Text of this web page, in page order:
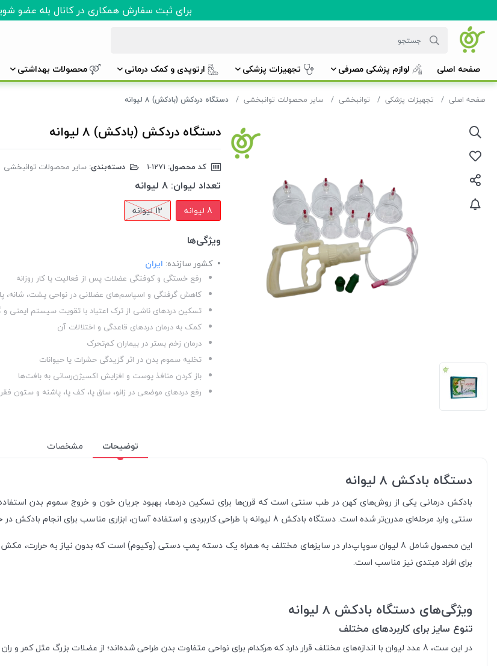
برای ثبت سفارش همکاری در کانال بله عضو
صفحه اصلی لوازم پزشکی مصرفی تجهیزات پزشکی ارتوپدی و کمک درمانی محصولات بهداشتی
صفحه اصلی تجهیزات پزشکی توانبخشی سایر محصولات توانبخشی دستگاه دردکش (بادکش) 8 لیوانه
دستگاه دردکش (بادکش) 8 لیوانه
کد محصول: دسته‌بندی: سایر محصولات توانبخشی
تعداد لیوان: 8 لیوانه
8 لیوانه 12 لیوانه
ویژگی‌ها
کشور سازنده: ایران
رفع خستگی و کوفتگی عضلات پس از فعالیت یا کار روزانه
کاهش گرفتگی و اسپاسم‌های عضلانی در نواحی پشت، شانه،
تسکین دردهای ناشی از ترک اعتیاد با تقویت سیستم ایمنی
کمک به درمان دردهای قاعدگی و اختلالات آن
درمان زخم بستر در بیماران کم‌تحرک
تخلیه سموم بدن در اثر گزیدگی حشرات یا حیوانات
باز کردن منافذ پوست و افزایش اکسیژن‌رسانی به بافت‌ها
رفع دردهای موضعی در زانو، ساق پا، کف پا، پاشنه و ستون
توضیحات مشخصات
دستگاه بادکش 8 لیوانه
بادکش‌ درمانی یکی از روش‌های کهن در طب سنتی است که قرن‌ها برای تسکین دردها، بهبود جریان خون و خروج سموم بدن
سنتی وارد مرحله‌ای مدرن‌تر شده است. دستگاه بادکش 8 لیوانه با طراحی کاربردی و استفاده آسان، ابزاری مناسب برای انجام بادکش در خانه یا مراکز درمانی است.
این محصول شامل 8 لیوان سوپاپ‌دار در سایزهای مختلف به همراه یک دسته پمپ دستی (وکیوم) است که بدون نیاز به
برای افراد مبتدی نیز مناسب است.
ویژگی‌های دستگاه بادکش 8 لیوانه
تنوع سایز برای کاربردهای مختلف
در این ست، 8 عدد لیوان با اندازه‌های مختلف قرار دارد که هرکدام برای نواحی متفاوت بدن طراحی شده‌اند؛ از عضلات بزرگ مثل کمر و ران گرفته تا نواحی ظریف‌تر مثل گردن و بازو.